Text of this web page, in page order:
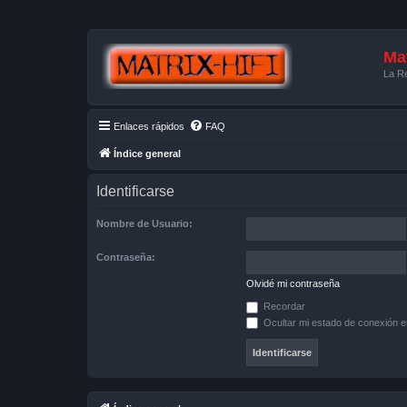
La
Enlaces rápidos FAQ
Índice general
Identificarse
Nombre de Usuario:
Contraseña:
Olvidé mi contraseña
Recordar
Ocultar mi estado de conexión